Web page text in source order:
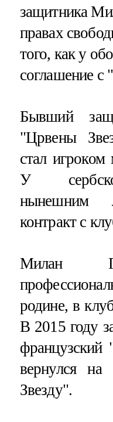
защитника
правах
того, как у
соглашение с
Бывший
"Црвены
стал
У
нынешним
контракт с
Милан
родине, в
В 2015 году
вернулся
Звезду".